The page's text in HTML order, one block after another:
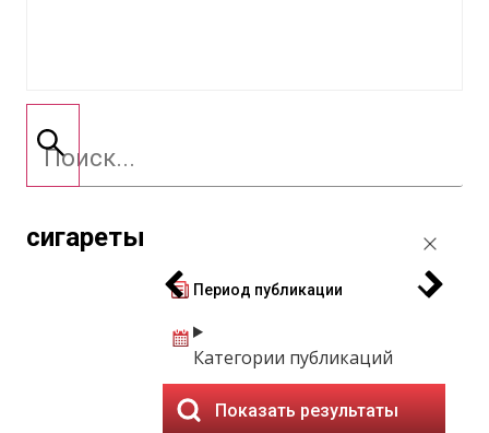
сигареты
Период публикации
Категории публикаций
Показать результаты